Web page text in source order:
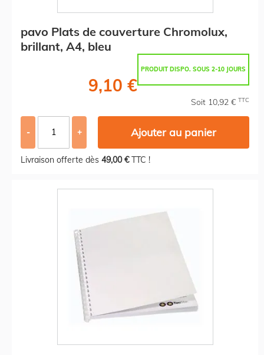
pavo Plats de couverture Chromolux,
brillant, A4, bleu
PRODUIT DISPO. SOUS 2-10 JOURS
9,10 €
Soit 10,92 € TTC
- + Ajouter au panier
Livraison offerte dès 49,00 €TTC !